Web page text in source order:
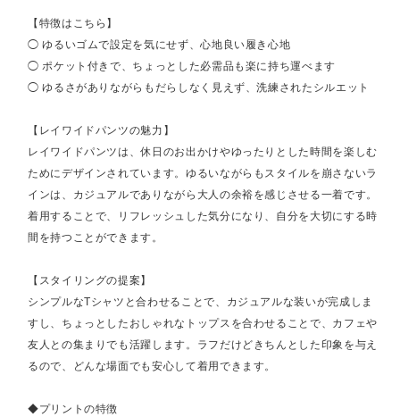
【特徴はこちら】
◯ ゆるいゴムで設定を気にせず、心地良い履き心地
◯ ポケット付きで、ちょっとした必需品も楽に持ち運べます
◯ ゆるさがありながらもだらしなく見えず、洗練されたシルエット
【レイワイドパンツの魅力】
レイワイドパンツは、休日のお出かけやゆったりとした時間を楽しむ
ためにデザインされています。ゆるいながらもスタイルを崩さないラ
インは、カジュアルでありながら大人の余裕を感じさせる一着です。
着用することで、リフレッシュした気分になり、自分を大切にする時
間を持つことができます。
【スタイリングの提案】
シンプルなTシャツと合わせることで、カジュアルな装いが完成しま
すし、ちょっとしたおしゃれなトップスを合わせることで、カフェや
友人との集まりでも活躍します。ラフだけどきちんとした印象を与え
るので、どんな場面でも安心して着用できます。
◆プリントの特徴